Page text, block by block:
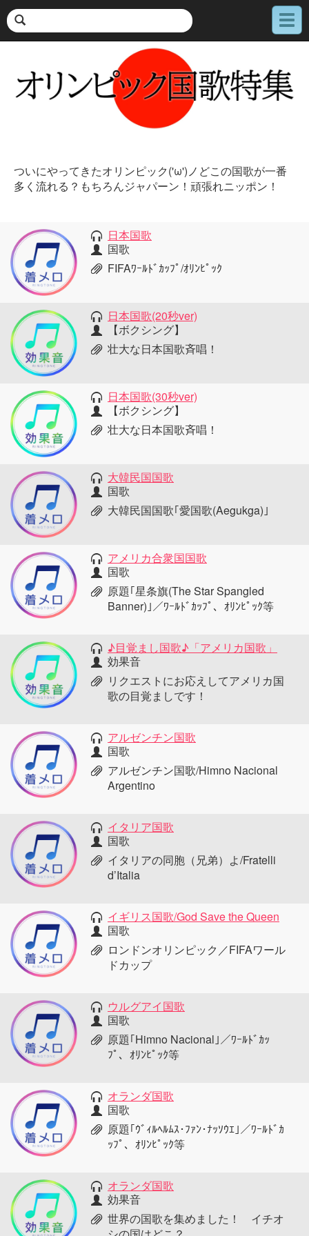
メ
ニ
ついにやってきたオリンピック('ω')ノどこの国歌が一番
多く流れる？もちろんジャパーン！頑張れニッポン！
日本国歌
国歌
FIFAﾜｰﾙﾄﾞｶｯﾌﾟ/ｵﾘﾝﾋﾟｯｸ
日本国歌(20秒ver)
【ボクシング】
壮大な日本国歌斉唱！
日本国歌(30秒ver)
【ボクシング】
壮大な日本国歌斉唱！
大韓民国国歌
国歌
大韓民国国歌｢愛国歌(Aegukga)｣
アメリカ合衆国国歌
国歌
原題｢星条旗(The Star Spangled
Banner)｣／ﾜｰﾙﾄﾞｶｯﾌﾟ、ｵﾘﾝﾋﾟｯｸ等
♪目覚まし国歌♪「アメリカ国歌」
効果音
リクエストにお応えしてアメリカ国
歌の目覚ましです！
アルゼンチン国歌
国歌
アルゼンチン国歌/Himno Nacional
Argentino
イタリア国歌
国歌
イタリアの同胞（兄弟）よ/Fratelli
d’Italia
イギリス国歌/God Save the Queen
国歌
ロンドンオリンピック／FIFAワール
ドカップ
ウルグアイ国歌
国歌
原題｢Himno Nacional｣／ﾜｰﾙﾄﾞｶｯ
ﾌﾟ、ｵﾘﾝﾋﾟｯｸ等
オランダ国歌
国歌
原題｢ｳﾞｨﾙﾍﾙﾑｽ･ﾌｧﾝ･ﾅｯｿｳｴ｣／ﾜｰﾙﾄﾞｶ
ｯﾌﾟ、ｵﾘﾝﾋﾟｯｸ等
オランダ国歌
効果音
世界の国歌を集めました！ イチオ